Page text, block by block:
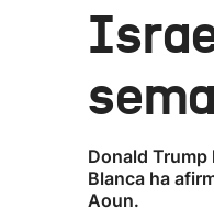
Donald
Blanca ha
Aoun.